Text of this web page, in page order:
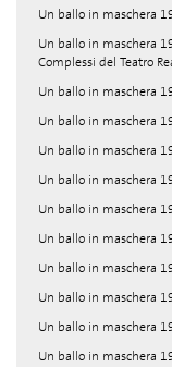
Un ballo in maschera
Un ballo in maschera
Complessi del Teatro
Un ballo in maschera
Un ballo in maschera
Un ballo in maschera
Un ballo in maschera
Un ballo in maschera
Un ballo in maschera
Un ballo in maschera
Un ballo in maschera
Un ballo in maschera
Un ballo in maschera